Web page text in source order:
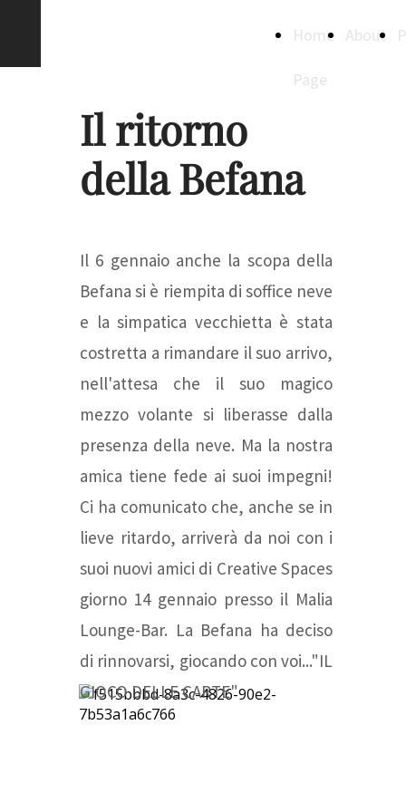
Home
Page
About
Il ritorno
della Befana
Il 6 gennaio anche la scopa della
Befana si è riempita di soffice neve
e la simpatica vecchietta è stata
costretta a rimandare il suo arrivo,
nell'attesa che il suo magico
mezzo volante si liberasse dalla
presenza della neve. Ma la nostra
amica tiene fede ai suoi impegni!
Ci ha comunicato che, anche se in
lieve ritardo, arriverà da noi con i
suoi nuovi amici di Creative Spaces
giorno 14 gennaio presso il Malia
Lounge-Bar. La Befana ha deciso
di rinnovarsi, giocando con voi..."IL
GIOCO DELLE CARTE"